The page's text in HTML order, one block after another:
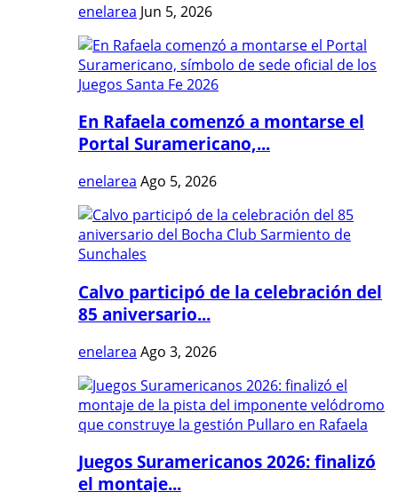
enelarea Jun 5, 2026
En Rafaela comenzó a montarse el
Portal Suramericano,...
enelarea Ago 5, 2026
Calvo participó de la celebración del
85 aniversario...
enelarea Ago 3, 2026
Juegos Suramericanos 2026: finalizó
el montaje...